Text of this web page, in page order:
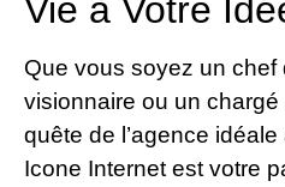
Vie à Votre
Que vous soyez un chef
visionnaire ou un
quête de l’agence
Icone Internet est votre